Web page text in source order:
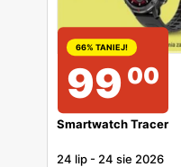
66% TANIEJ!
99 00
Smartwatch Tracer
24 lip - 24 sie 2026